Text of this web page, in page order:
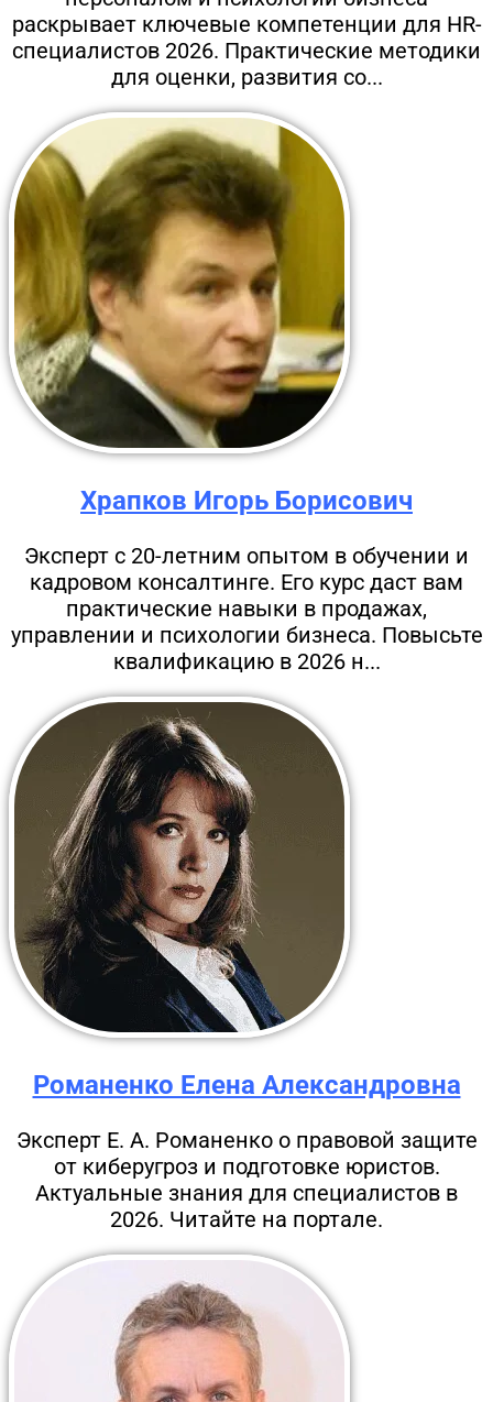
раскрывает ключевые компетенции для HR-
специалистов 2026. Практические методики
для оценки, развития со...
Храпков Игорь Борисович
Эксперт с 20-летним опытом в обучении и
кадровом консалтинге. Его курс даст вам
практические навыки в продажах,
управлении и психологии бизнеса. Повысьте
квалификацию в 2026 н...
Романенко Елена Александровна
Эксперт Е. А. Романенко о правовой защите
от киберугроз и подготовке юристов.
Актуальные знания для специалистов в
2026. Читайте на портале.